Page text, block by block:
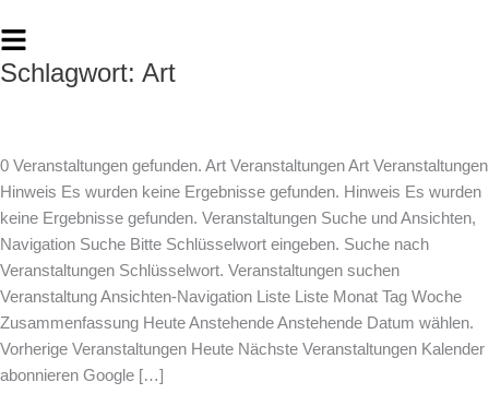
Inhalt
springen
Flyout
Menu
Schlagwort: Art
0 Veranstaltungen gefunden. Art Veranstaltungen Art Veranstaltungen
Hinweis Es wurden keine Ergebnisse gefunden. Hinweis Es wurden
keine Ergebnisse gefunden. Veranstaltungen Suche und Ansichten,
Navigation Suche Bitte Schlüsselwort eingeben. Suche nach
Veranstaltungen Schlüsselwort. Veranstaltungen suchen
Veranstaltung Ansichten-Navigation Liste Liste Monat Tag Woche
Zusammenfassung Heute Anstehende Anstehende Datum wählen.
Vorherige Veranstaltungen Heute Nächste Veranstaltungen Kalender
abonnieren Google […]
Online
interaktiven
Aktionen:
Wunderwelt
der
Pflanzen
–
8
–
12